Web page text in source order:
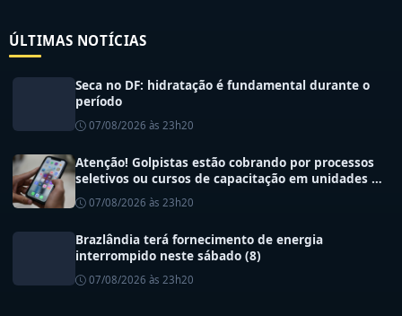
ÚLTIMAS NOTÍCIAS
Seca no DF: hidratação é fundamental durante o
período
07/08/2026 às 23h20
Atenção! Golpistas estão cobrando por processos
seletivos ou cursos de capacitação em unidades de
saúde do DF
07/08/2026 às 23h20
Brazlândia terá fornecimento de energia
interrompido neste sábado (8)
07/08/2026 às 23h20